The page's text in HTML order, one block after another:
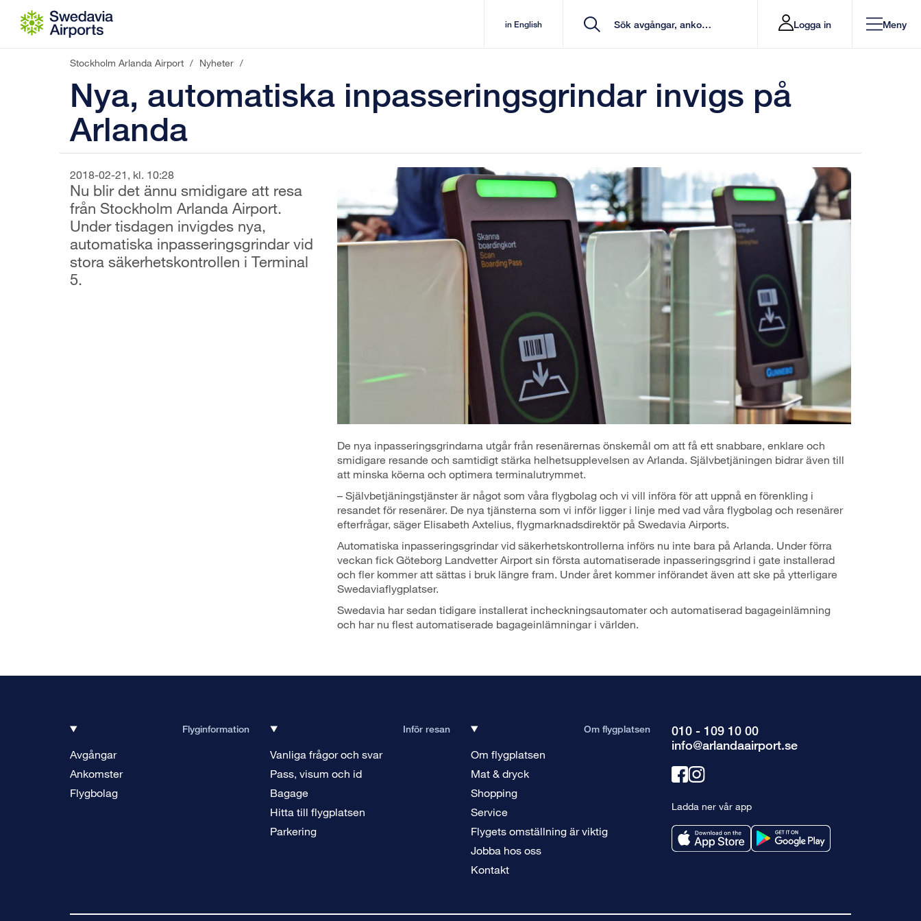
Gå till innehåll
in English Logga in Meny
Stockholm Arlanda Airport / Nyheter /
Nya, automatiska inpasseringsgrindar invigs på
Arlanda
2018-02-21, kl. 10:28
Nu blir det ännu smidigare att resa
från Stockholm Arlanda Airport.
Under tisdagen invigdes nya,
automatiska inpasseringsgrindar vid
stora säkerhetskontrollen i Terminal
5.
De nya inpasseringsgrindarna utgår från resenärernas önskemål om att få ett snabbare, enklare och
smidigare resande och samtidigt stärka helhetsupplevelsen av Arlanda. Självbetjäningen bidrar även till
att minska köerna och optimera terminalutrymmet.
– Självbetjäningstjänster är något som våra flygbolag och vi vill införa för att uppnå en förenkling i
resandet för resenärer. De nya tjänsterna som vi inför ligger i linje med vad våra flygbolag och resenärer
efterfrågar, säger Elisabeth Axtelius, flygmarknadsdirektör på Swedavia Airports.
Automatiska inpasseringsgrindar vid säkerhetskontrollerna införs nu inte bara på Arlanda. Under förra
veckan fick Göteborg Landvetter Airport sin första automatiserade inpasseringsgrind i gate installerad
och fler kommer att sättas i bruk längre fram. Under året kommer införandet även att ske på ytterligare
Swedaviaflygplatser.
Swedavia har sedan tidigare installerat incheckningsautomater och automatiserad bagageinlämning
och har nu flest automatiserade bagageinlämningar i världen.
Flyginformation
Avgångar
Ankomster
Flygbolag
Inför resan
Vanliga frågor och svar
Pass, visum och id
Bagage
Hitta till flygplatsen
Parkering
Om flygplatsen
Om flygplatsen
Mat & dryck
Shopping
Service
Flygets omställning är viktig
Jobba hos oss
Kontakt
010 - 109 10 00
info@arlandaairport.se
Länk
facebook
Länk
instagram
Ladda ner vår app